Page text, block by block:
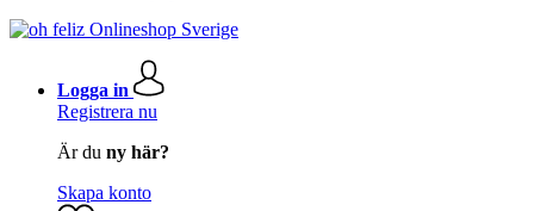
Logga in
Registrera nu
Är du ny här?
Skapa konto